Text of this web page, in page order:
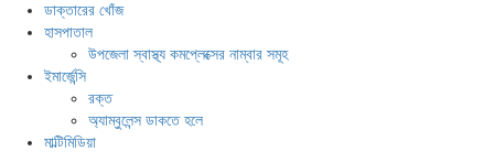
ডাক্তারের খোঁজ
হাসপাতাল
উপজেলা স্বাস্থ্য কমপ্লেক্সের নাম্বার সমূহ
ইমার্জেন্সি
রক্ত
অ্যাম্বুলেন্স ডাকতে হলে
মাল্টিমিডিয়া